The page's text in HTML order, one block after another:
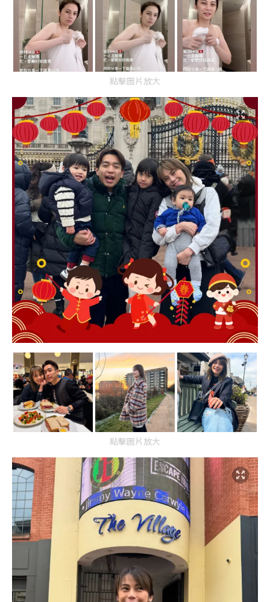
點擊圖片放大
點擊圖片放大